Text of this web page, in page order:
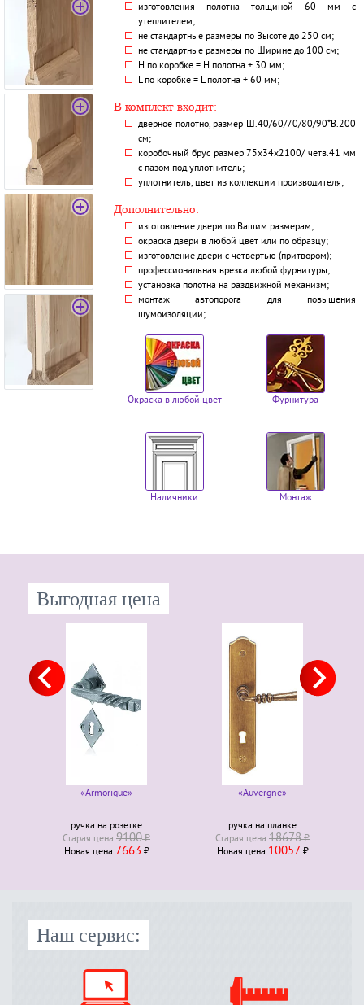
изготовления полотна толщиной 60 мм с
утеплителем;
не стандартные размеры по Высоте до 250 см;
не стандартные размеры по Ширине до 100 см;
H по коробке = Н полотна + 30 мм;
L по коробке = L полотна + 60 мм;
В комплект входит:
дверное полотно, размер Ш.40/60/70/80/90*В.200
см;
коробочный брус размер 75х34х2100/ четв.41 мм
с пазом под уплотнитель;
уплотнитель, цвет из коллекции производителя;
Дополнительно:
изготовление двери по Вашим размерам;
окраска двери в любой цвет или по образцу;
изготовление двери с четвертью (притвором);
профессиональная врезка любой фурнитуры;
установка полотна на раздвижной механизм;
монтаж автопорога для повышения
шумоизоляции;
Окраска в любой цвет Фурнитура
Наличники Монтаж
Выгодная цена
«Armorique»
ручка на розетке
Старая ценa 9100₽
Новая ценa 7663 ₽
«Auvergne»
ручка на планке
Старая ценa 18678₽
Новая ценa 10057 ₽
Наш сервис: